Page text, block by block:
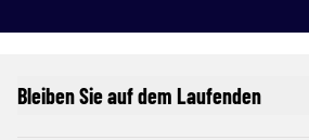
Bleiben Sie auf dem Laufenden